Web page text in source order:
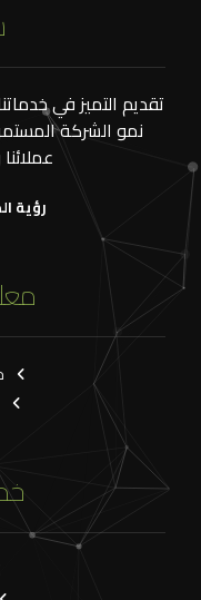
تقديم التميز في
نمو الشركة
رؤية